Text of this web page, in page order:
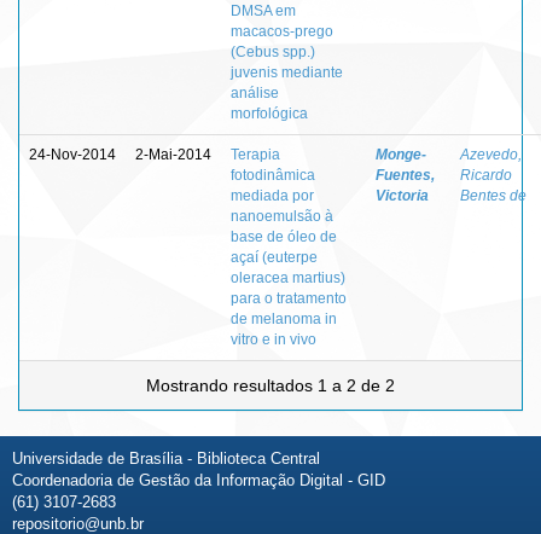
DMSA em
macacos-prego
(Cebus spp.)
juvenis mediante
análise
morfológica
24-Nov-2014 2-Mai-2014
Terapia
fotodinâmica
mediada por
nanoemulsão à
base de óleo de
açaí (euterpe
oleracea martius)
para o tratamento
de melanoma in
vitro e in vivo
Monge-
Fuentes,
Victoria
Azevedo,
Ricardo
Bentes de
Mostrando resultados 1 a 2 de 2
Universidade de Brasília - Biblioteca Central
Coordenadoria de Gestão da Informação Digital - GID
(61) 3107-2683
repositorio@unb.br